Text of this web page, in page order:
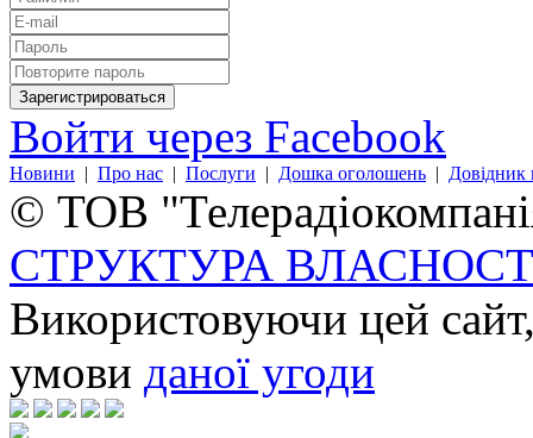
Войти через Facebook
Новини | Про нас | Послуги | Дошка оголошень | Довідник
© ТОВ
СТРУКТУРА
Використовуючи цей
умови даної угоди